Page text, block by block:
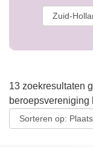
13 zoekresultaten
beroepsvereniging